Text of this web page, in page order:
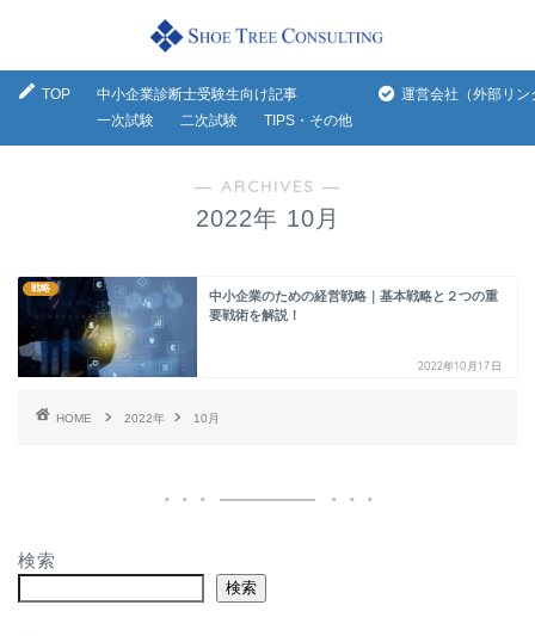
TOP
中小企業診断士受験生向け記事
一次試験
二次試験 TIPS・その他
運営会社（外部リン
― ARCHIVES ―
2022年 10月
戦略
中小企業のための経営戦略｜基本戦略と２つの重
要戦術を解説！
2022年10月17日
HOME 2022年 10月
検索
検索